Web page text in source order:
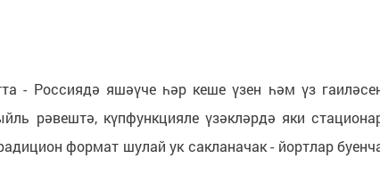
- Россиядә яшәүче һәр кеше үзен һәм үз
рәвештә, күпфункцияле үзәкләрдә яки
формат шулай ук сакланачак - йортлар